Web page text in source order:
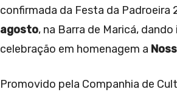
confirmada da Festa da Padroeira
agosto, na Barra de Maricá,
celebração em homenagem a
Promovido pela Companhia de